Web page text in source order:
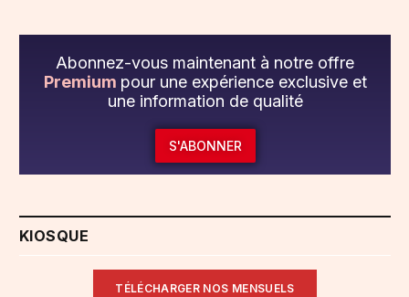
Abonnez-vous maintenant à notre offre
Premium pour une expérience exclusive et
une information de qualité
S'ABONNER
KIOSQUE
TÉLÉCHARGER NOS MENSUELS